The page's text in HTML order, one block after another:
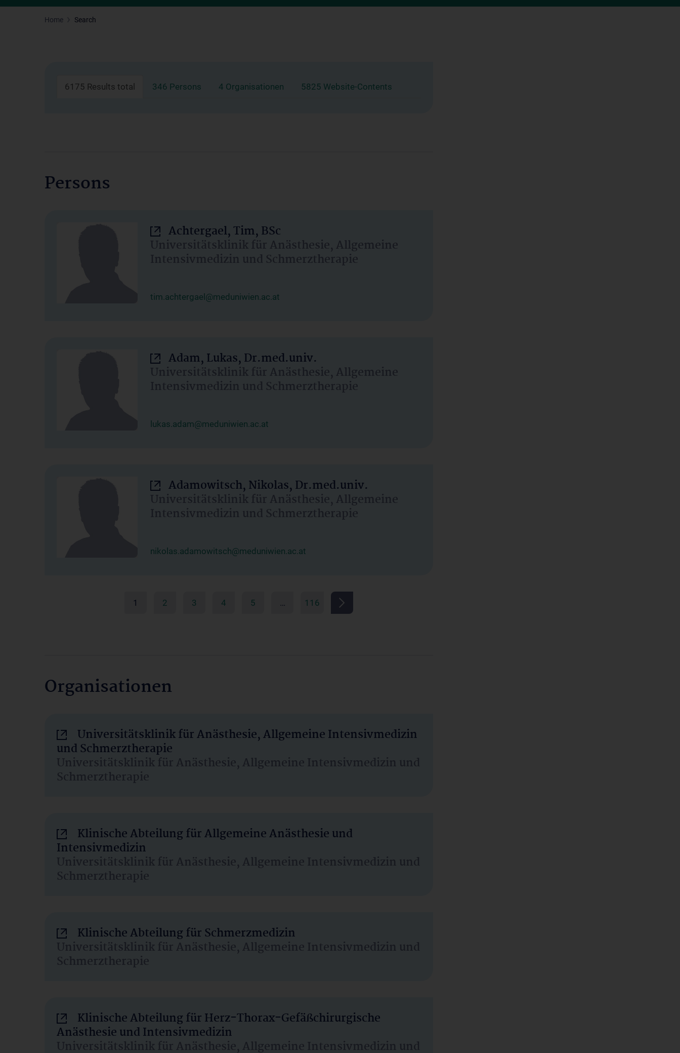
Home Search
6175 Results total 346 Persons 4 Organisationen 5825 Website-Contents
Persons
Achtergael, Tim, BSc
Universitätsklinik für Anästhesie, Allgemeine
Intensivmedizin und Schmerztherapie
tim.achtergael@meduniwien.ac.at
Adam, Lukas, Dr.med.univ.
Universitätsklinik für Anästhesie, Allgemeine
Intensivmedizin und Schmerztherapie
lukas.adam@meduniwien.ac.at
Adamowitsch, Nikolas, Dr.med.univ.
Universitätsklinik für Anästhesie, Allgemeine
Intensivmedizin und Schmerztherapie
nikolas.adamowitsch@meduniwien.ac.at
1 2 3 4 5 … 116
Organisationen
Universitätsklinik für Anästhesie, Allgemeine Intensivmedizin
und Schmerztherapie
Universitätsklinik für Anästhesie, Allgemeine Intensivmedizin und
Schmerztherapie
Klinische Abteilung für Allgemeine Anästhesie und
Intensivmedizin
Universitätsklinik für Anästhesie, Allgemeine Intensivmedizin und
Schmerztherapie
Klinische Abteilung für Schmerzmedizin
Universitätsklinik für Anästhesie, Allgemeine Intensivmedizin und
Schmerztherapie
Klinische Abteilung für Herz-Thorax-Gefäßchirurgische
Anästhesie und Intensivmedizin
Universitätsklinik für Anästhesie, Allgemeine Intensivmedizin und